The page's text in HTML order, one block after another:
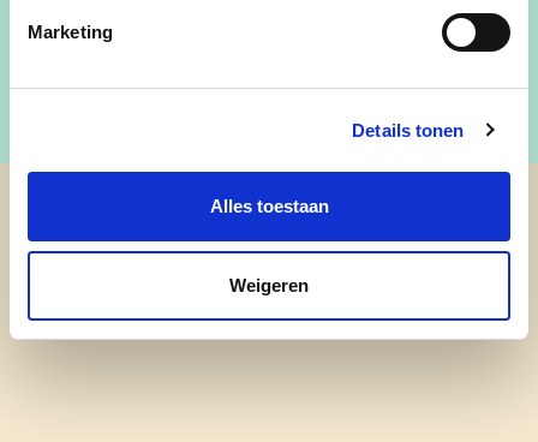
Marketing
Details tonen
Alles toestaan
Weigeren
cd&v Pittem-Egem (oude pagina)